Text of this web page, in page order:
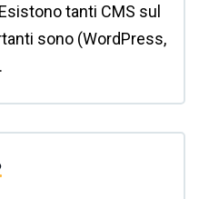
tanti CMS sul
sono (WordPress,